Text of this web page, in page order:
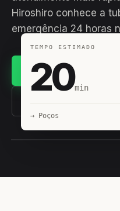
Hiroshiro conhece a
emergência 24 horas
(11)
TEMPO ESTIMADO
20min
→ Poços